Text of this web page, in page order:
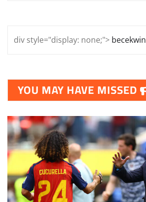
div style="display: none;"> becekwin
YOU MAY HAVE MISSED